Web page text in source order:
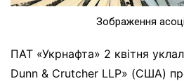
Зображення
ПАТ «Укрнафта» 2 квітня
Dunn & Crutcher LLP» (США)